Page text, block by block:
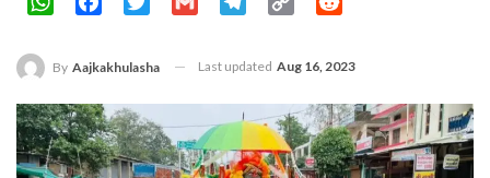
By Aajkakhulasha Last updated Aug 16, 2023